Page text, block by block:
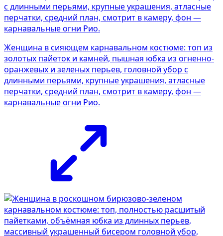
Женщина в сияющем карнавальном костюме: топ из
золотых пайеток и камней, пышная юбка из огненно-
оранжевых и зеленых перьев, головной убор с
длинными перьями, крупные украшения, атласные
перчатки, средний план, смотрит в камеру, фон —
карнавальные огни Рио.